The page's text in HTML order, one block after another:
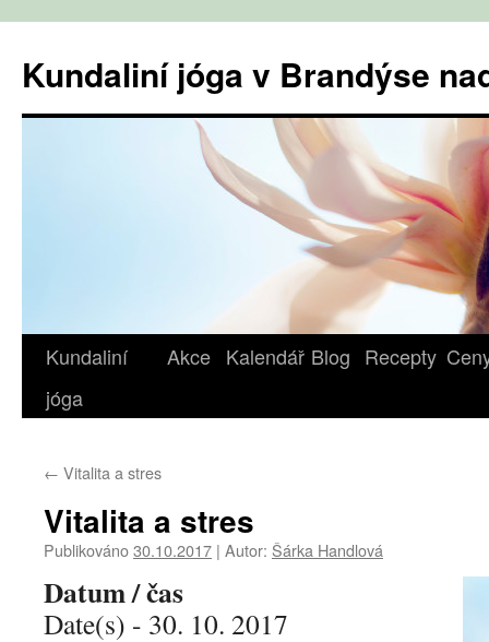
obsahu
webu
Kundaliní jóga v Brandýse
Kundaliní
jóga
Akce Kalendář Blog Recepty
← Vitalita a stres
Vitalita a stres
Publikováno30.10.2017 | Autor: Šárka Handlová
Datum / čas
Date(s) - 30. 10. 2017